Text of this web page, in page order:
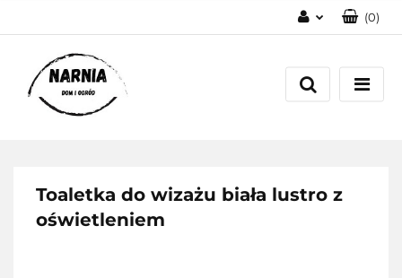
Zarejestruj się
(0)
Toaletka do wizażu biała lustro z
oświetleniem